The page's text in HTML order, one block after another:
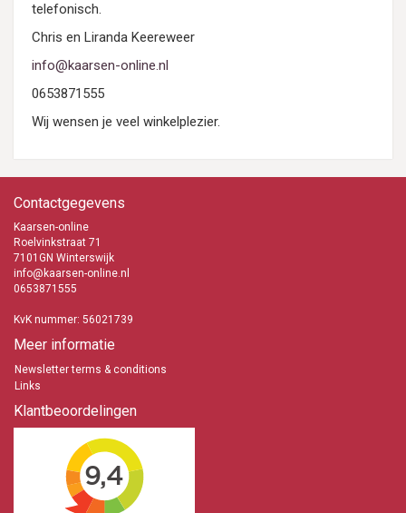
telefonisch.
Chris en Liranda Keereweer
info@kaarsen-online.nl
0653871555
Wij wensen je veel winkelplezier.
Contactgegevens
Kaarsen-online
Roelvinkstraat 71
7101GN Winterswijk
info@kaarsen-online.nl
0653871555
KvK nummer: 56021739
Meer informatie
Newsletter terms & conditions
Links
Klantbeoordelingen